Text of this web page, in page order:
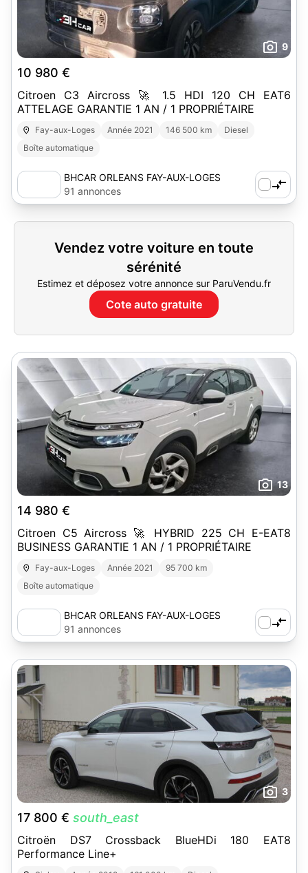
9
10 980 €
Citroen C3 Aircross 🚀 1.5 HDI 120 CH EAT6
ATTELAGE GARANTIE 1 AN / 1 PROPRIÉTAIRE
Fay-aux-Loges Année 2021 146 500 km
Diesel
Boîte automatique
BHCAR ORLEANS FAY-AUX-LOGES
91 annonces
Vendez votre voiture en toute
sérénité
Estimez et déposez votre annonce sur ParuVendu.fr
Cote auto gratuite
13
14 980 €
Citroen C5 Aircross 🚀 HYBRID 225 CH E-EAT8
BUSINESS GARANTIE 1 AN / 1 PROPRIÉTAIRE
Fay-aux-Loges Année 2021
95 700 km
Boîte automatique
BHCAR ORLEANS FAY-AUX-LOGES
91 annonces
3
17 800 € south_east
Citroën DS7 Crossback BlueHDi 180 EAT8
Performance Line+